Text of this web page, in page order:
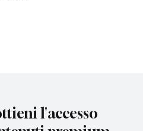
l'accesso